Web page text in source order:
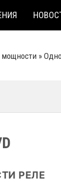
мощности »
РЕЛЕ